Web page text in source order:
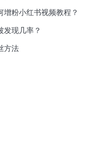
粉小红书视频教程？
现几率？
方法